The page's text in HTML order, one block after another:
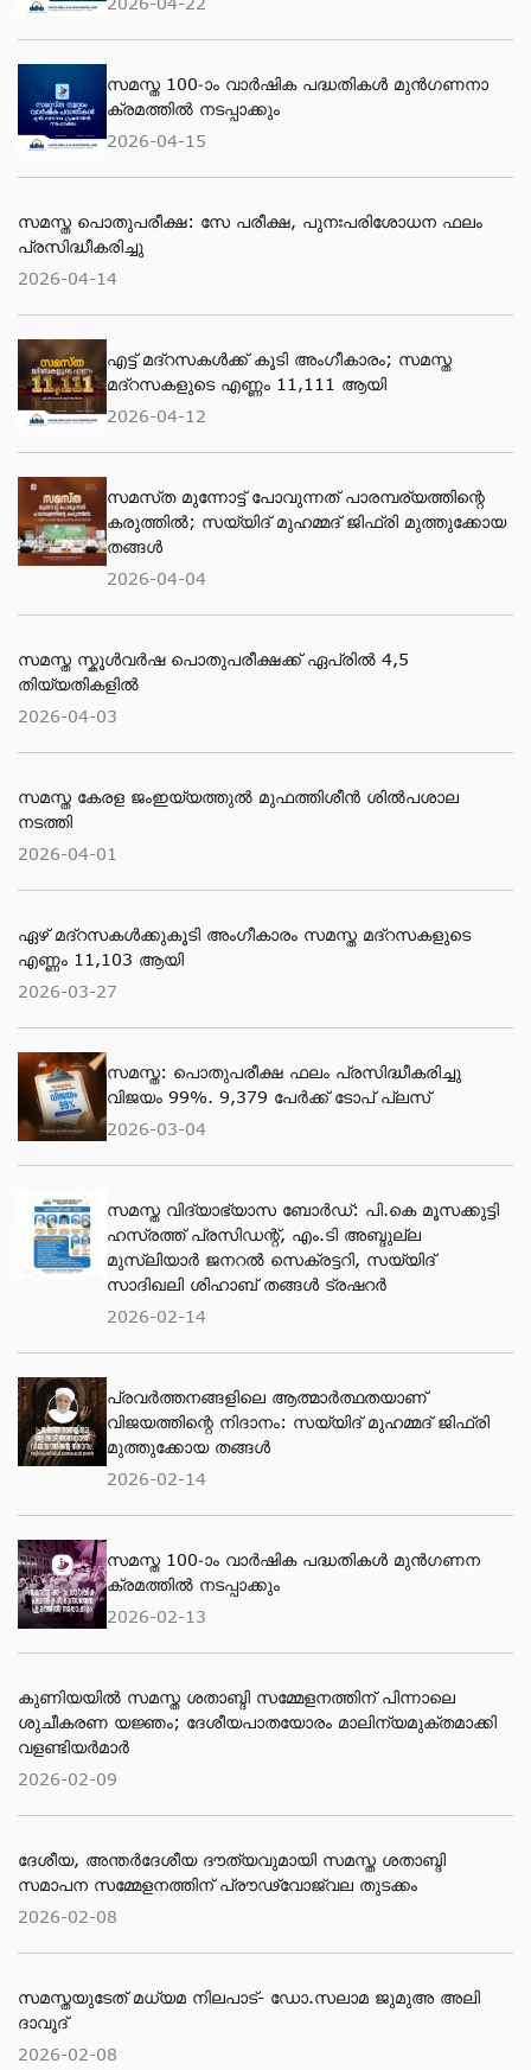
സമസ്ത 100-ാം വാര്‍ഷിക പദ്ധതികള്‍ മുന്‍ഗണനാ
ക്രമത്തില്‍ നടപ്പാക്കും
2026-04-15
സമസ്ത പൊതുപരീക്ഷ: സേ പരീക്ഷ, പുനഃപരിശോധന ഫലം
പ്രസിദ്ധീകരിച്ചു
2026-04-14
എട്ട് മദ്റസകള്‍ക്ക് കൂടി അംഗീകാരം; സമസ്ത
മദ്റസകളുടെ എണ്ണം 11,111 ആയി
2026-04-12
സമസ്‌ത മുന്നോട്ട് പോവുന്നത് പാരമ്പര്യത്തിന്റെ
കരുത്തിൽ; സയ്യിദ് മുഹമ്മദ് ജിഫ്രി മുത്തുക്കോയ
തങ്ങള്‍
2026-04-04
സമസ്ത സ്കൂള്‍വര്‍ഷ പൊതുപരീക്ഷക്ക് ഏപ്രില്‍ 4,5
തിയ്യതികളില്‍
2026-04-03
സമസ്ത കേരള ജംഇയ്യത്തുല്‍ മുഫത്തിശീന്‍ ശില്‍പശാല
നടത്തി
2026-04-01
ഏഴ് മദ്റസകള്‍ക്കുകൂടി അംഗീകാരം സമസ്ത മദ്റസകളുടെ
എണ്ണം 11,103 ആയി
2026-03-27
സമസ്ത: പൊതുപരീക്ഷ ഫലം പ്രസിദ്ധീകരിച്ചു
വിജയം 99%. 9,379 പേര്‍ക്ക് ടോപ് പ്ലസ്
2026-03-04
സമസ്ത വിദ്യാഭ്യാസ ബോർഡ്: പി.കെ മൂസക്കുട്ടി
ഹസ്രത്ത് പ്രസിഡന്റ്, എം.ടി അബ്ദുല്ല
മുസ്ലിയാർ ജനറൽ സെക്രട്ടറി, സയ്യിദ്
സാദിഖലി ശിഹാബ് തങ്ങൾ ട്രഷറർ
2026-02-14
പ്രവര്‍ത്തനങ്ങളിലെ ആത്മാര്‍ത്ഥതയാണ്
വിജയത്തിന്റെ നിദാനം: സയ്യിദ് മുഹമ്മദ് ജിഫ്രി
മുത്തുക്കോയ തങ്ങള്‍
2026-02-14
സമസ്ത 100-ാം വാർഷിക പദ്ധതികൾ മുൻഗണന
ക്രമത്തിൽ നടപ്പാക്കും
2026-02-13
കുണിയയിൽ സമസ്ത ശതാബ്ദി സമ്മേളനത്തിന് പിന്നാലെ
ശുചീകരണ യജ്ഞം; ദേശീയപാതയോരം മാലിന്യമുക്തമാക്കി
വളണ്ടിയർമാർ
2026-02-09
ദേശീയ, അന്തര്‍ദേശീയ ദൗത്യവുമായി സമസ്ത ശതാബ്ദി
സമാപന സമ്മേളനത്തിന് പ്രൗഢ്വോജ്വല തുടക്കം
2026-02-08
സമസ്തയുടേത് മധ്യമ നിലപാട്- ഡോ.സലാമ ജുമുഅ അലി
ദാവൂദ്
2026-02-08